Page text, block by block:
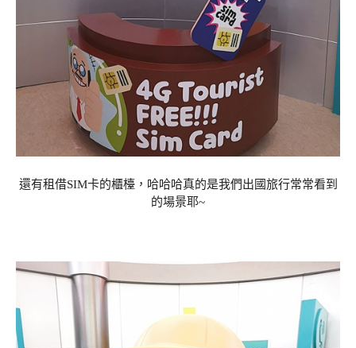
還有租借SIM卡的櫃檯，哈哈哈真的是我們出國旅行常常看到
的場景耶~